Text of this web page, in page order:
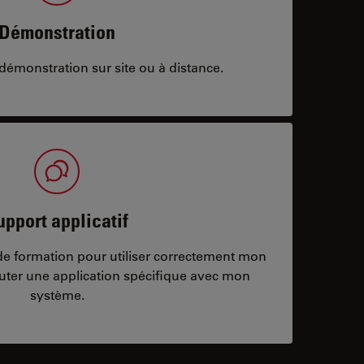
sur site ou à distance.
applicatif
formation pour utiliser correctement mon
une application spécifique avec mon
système.